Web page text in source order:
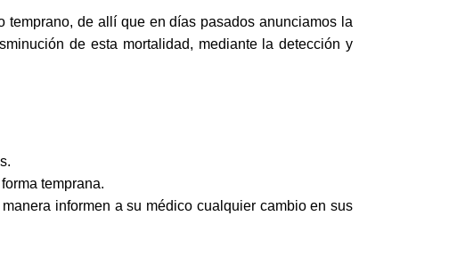
de allí que en días pasados anunciamos la
de esta mortalidad, mediante la detección y
temprana.
informen a su médico cualquier cambio en sus